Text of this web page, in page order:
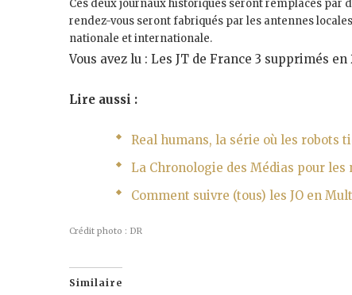
Ces deux journaux historiques seront remplacés par
rendez-vous seront fabriqués par les antennes
nationale et internationale.
Vous avez lu : Les JT de France 3 supprimés en
Lire aussi :
Real humans, la série où les robots
La Chronologie des Médias pour les
Comment suivre (tous) les JO en
Crédit photo : DR
Similaire